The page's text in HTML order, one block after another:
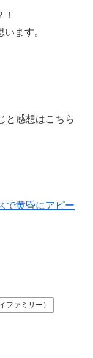
ます。
と感想はこちら
で黄昏にアピー
ファミリー）